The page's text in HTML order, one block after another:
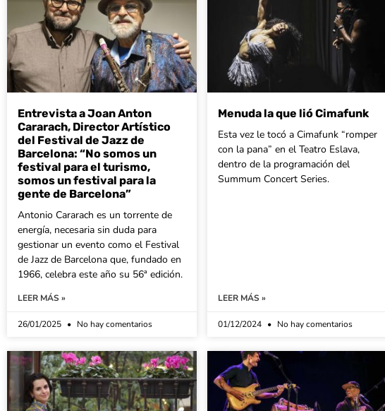
Entrevista a Joan Anton
Cararach, Director Artístico
del Festival de Jazz de
Barcelona: “No somos un
festival para el turismo,
somos un festival para la
gente de Barcelona”
Antonio Cararach es un torrente de
energía, necesaria sin duda para
gestionar un evento como el Festival
de Jazz de Barcelona que, fundado en
1966, celebra este año su 56ª edición.
LEER MÁS »
26/01/2025 No hay comentarios
Menuda la que lió Cimafunk
Esta vez le tocó a Cimafunk “romper
con la pana” en el Teatro Eslava,
dentro de la programación del
Summum Concert Series.
LEER MÁS »
01/12/2024 No hay comentarios